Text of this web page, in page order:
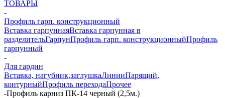
ТОВАРЫ
-
Профиль гарп. конструкционный
Вставка гарпуннаяВставка гарпунная в
разделительГарпунПрофиль гарп. конструкционныйПрофиль
гарпунный
-
Для гардин
Вставка, нагубник,заглушкаЛинииПарящий,
контурныйПрофиль переходаПрочее
-Профиль карниз ПК-14 черный (2,5м.)